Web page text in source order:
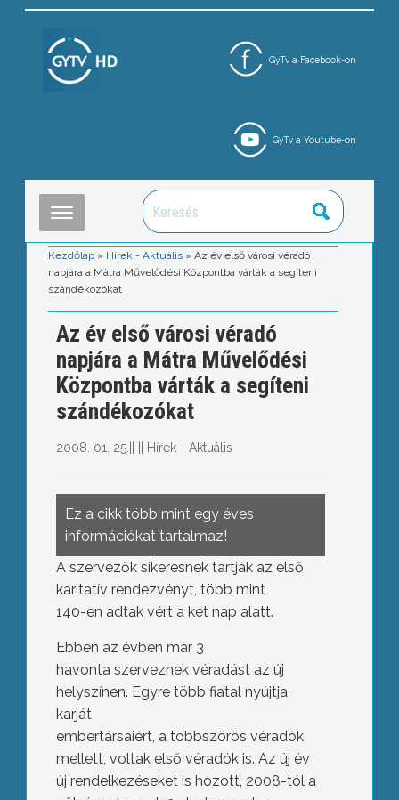
GyTv a Facebook-on
GyTv a Youtube-on
Kezdőlap » Hírek - Aktuális »Az év első városi véradó
napjára a Mátra Művelődési Központba várták a segíteni
szándékozókat
Az év első városi véradó
napjára a Mátra Művelődési
Központba várták a segíteni
szándékozókat
2008. 01. 25. Hírek - Aktuális
Ez a cikk több mint egy éves
információkat tartalmaz!
A szervezők sikeresnek tartják az első
karitatív rendezvényt, több mint
140-en adtak vért a két nap alatt.
Ebben az évben már 3
havonta szerveznek véradást az új
helyszínen. Egyre több fiatal nyújtja
karját
embertársaiért, a többszörös véradók
mellett, voltak első véradók is. Az új év
új rendelkezéseket is hozott, 2008-tól a